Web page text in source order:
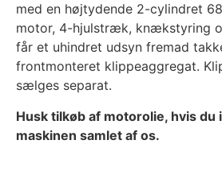
med en højtydende 2-cylindret
motor, 4-hjulstræk, knækstyring
får et uhindret udsyn fremad
frontmonteret klippeaggregat.
sælges separat.
Husk tilkøb af motorolie, hvis du
maskinen samlet af os.